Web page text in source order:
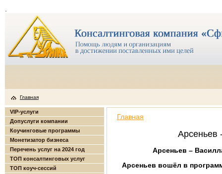
Главная
VIP-услуги
Допуслуги компании
Коучинговые программы
Монетизатор бизнеса
Перечень услуг на 2024 год
ТОП консалтинговых услуг
ТОП коуч-сессий
Главная
Арсеньев
Арсеньев –
Арсеньев вошёл в